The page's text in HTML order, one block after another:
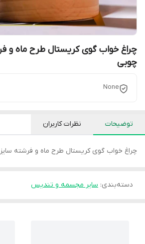
چوبی
None
توضیحات نظرات کاربران
چراغ خواب گوی کریستال طرح ماه و فرشته سایز 6 با پایه چوبی
دسته‌بندی: سایر مجسمه و تندیس